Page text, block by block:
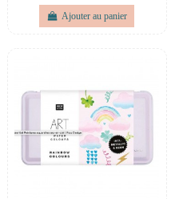
Ajouter au panier